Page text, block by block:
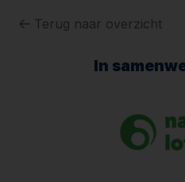
Terug naar overzicht
In